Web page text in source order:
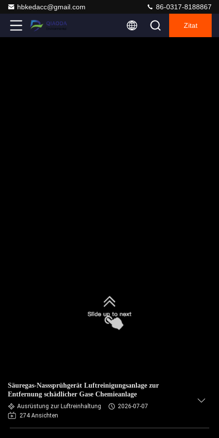
hbkedacc@gmail.com 86-0317-8188867
Zitat
Säuregas-Nasssprühgerät Luftreinigungsanlage zur
Entfernung schädlicher Gase Chemieanlage
Ausrüstung zur Luftreinhaltung
2026-07-07
274 Ansichten